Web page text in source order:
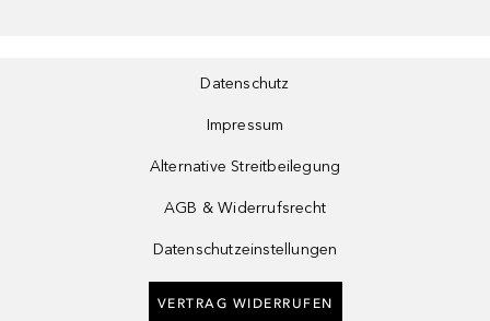
Datenschutz
Impressum
Alternative Streitbeilegung
AGB & Widerrufsrecht
Datenschutzeinstellungen
VERTRAG WIDERRUFEN